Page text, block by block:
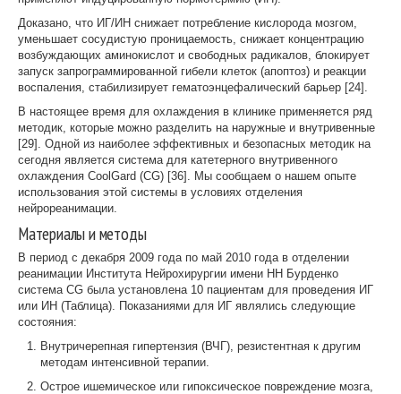
Доказано, что ИГ/ИН снижает потребление кислорода мозгом,
уменьшает сосудистую проницаемость, снижает концентрацию
возбуждающих аминокислот и свободных радикалов, блокирует
запуск запрограммированной гибели клеток (апоптоз) и реакции
воспаления, стабилизирует гематоэнцефалический барьер [24].
В настоящее время для охлаждения в клинике применяется ряд
методик, которые можно разделить на наружные и внутривенные
[29]. Одной из наиболее эффективных и безопасных методик на
сегодня является система для катетерного внутривенного
охлаждения CoolGard (CG) [36]. Мы сообщаем о нашем опыте
использования этой системы в условиях отделения
нейрореанимации.
Материалы и методы
В период с декабря 2009 года по май 2010 года в отделении
реанимации Института Нейрохирургии имени НН Бурденко
система CG была установлена 10 пациентам для проведения ИГ
или ИН (Таблица). Показаниями для ИГ являлись следующие
состояния:
Внутричерепная гипертензия (ВЧГ), резистентная к другим
методам интенсивной терапии.
Острое ишемическое или гипоксическое повреждение мозга,